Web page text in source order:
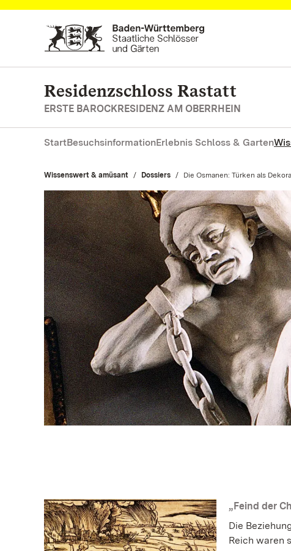
Zum Hauptinhalt springen
Residenzschloss Rastatt
ERSTE BAROCKRESIDENZ AM OBERRHEIN
StartBesuchsinformationErlebnis Schloss & Garten
Wissenswert & amüsant Dossiers Aktuell:
Die Osmanen: Türken als
„Feind der
Die
Reich waren